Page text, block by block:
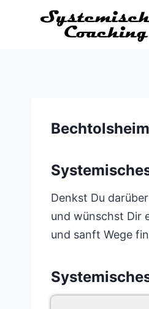
Bechtolsheim
Denkst Du
und wünschst Dir
und sanft Wege